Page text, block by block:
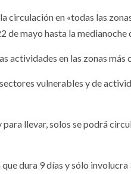
en «todas las
de mayo hasta la medianoche
actividades en las zonas más
vulnerables y de
llevar, solos se podrá
dura 9 días y sólo involucra